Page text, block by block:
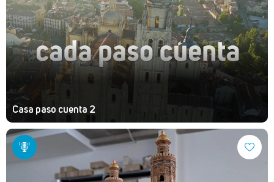
Casa paso cuenta 2